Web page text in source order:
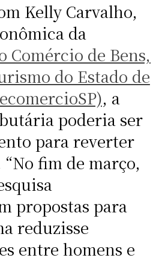
Kelly Carvalho,
da
Comércio de Bens,
do Estado de
, a
poderia ser
para reverter
“No fim de março,
propostas para
reduzisse
entre homens e